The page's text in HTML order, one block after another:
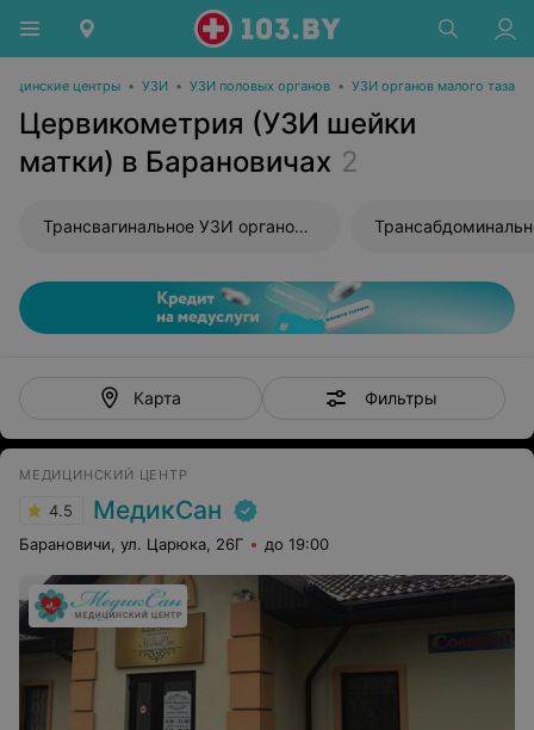
центры • УЗИ • УЗИ половых органов • УЗИ органов малого таза
Цервикометрия (УЗИ шейки
матки) в Барановичах 2
Трансвагинальное УЗИ органов малого таза
Карта Фильтры
МЕДИЦИНСКИЙ ЦЕНТР
4.5 МедикСан
Барановичи, ул. Царюка, 26Г до 19:00